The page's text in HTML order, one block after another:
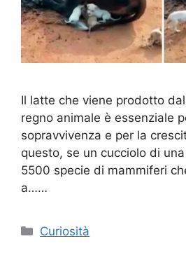
Il latte che viene prodotto
regno animale è essenziale
sopravvivenza e per la
questo, se un cucciolo di
5500 specie di mammiferi
a……
Categorie
Curiosità